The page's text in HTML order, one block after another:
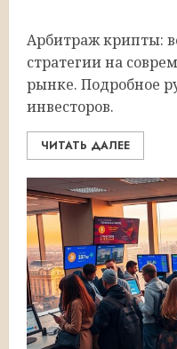
Арбитраж крипты:
стратегии на
рынке. Подробное
инвесторов.
ЧИТАТЬ ДАЛЕЕ